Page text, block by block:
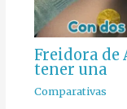
Freidora de
tener una
Comparativas